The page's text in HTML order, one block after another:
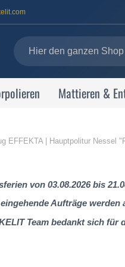
Mattieren &
EFFEKTA | Hauptpolitur Nessel
von 03.08.2026 bis
Aufträge
Team bedankt sich für